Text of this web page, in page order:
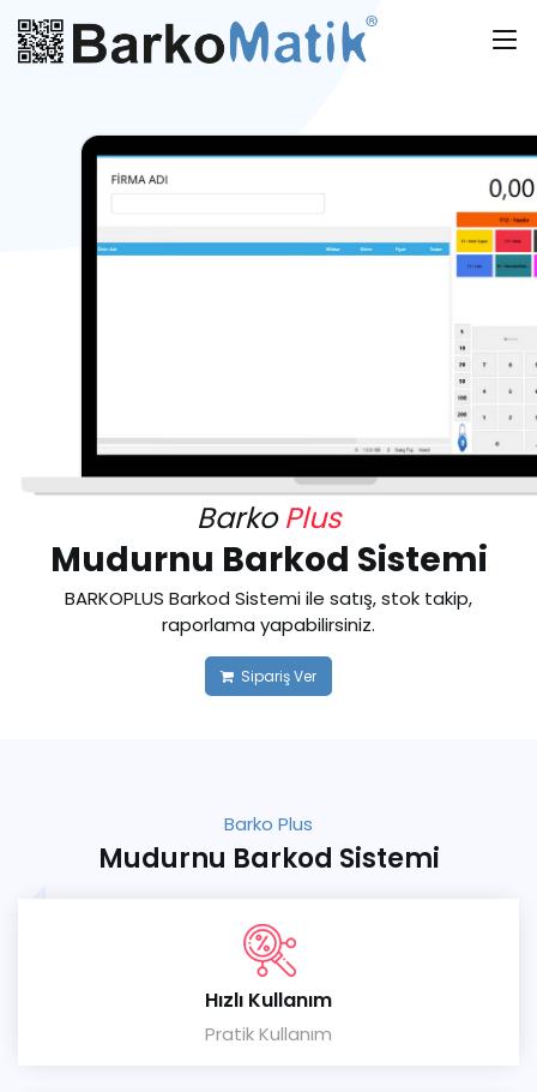
BarkoPlus
Mudurnu Barkod Sistemi
BARKOPLUS Barkod Sistemi ile satış, stok takip,
raporlama yapabilirsiniz.
Sipariş Ver
Barko Plus
Mudurnu Barkod Sistemi
Hızlı Kullanım
Pratik Kullanım